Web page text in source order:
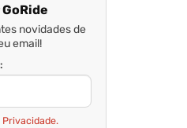
novidades de
email!
Privacidade.